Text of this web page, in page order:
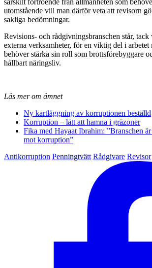
särskilt förtroende från allmänheten som
utomstående vill man därför veta att revisorn
sakliga bedömningar.
Revisions- och rådgivningsbranschen står, tack
externa verksamheter, för en viktig del i
behöver stärka sin roll som brottsförebyggare
hållbart näringsliv.
Läs mer om ämnet
Ny kartläggning av korruptionen beställd
Korruption – lätt att hamna i gråzoner
Fika med Hayaat Ibrahim: ”Branschen
mot korruption”
Antikorruption Penningtvätt Rådgivare Revisor